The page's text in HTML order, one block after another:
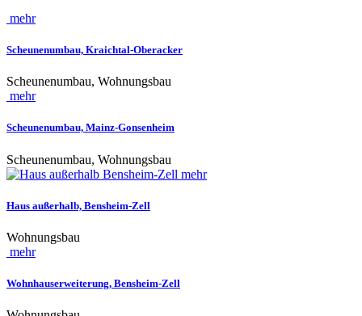
mehr
Scheunenumbau, Kraichtal-Oberacker
Scheunenumbau, Wohnungsbau
mehr
Scheunenumbau, Mainz-Gonsenheim
Scheunenumbau, Wohnungsbau
mehr
Haus außerhalb, Bensheim-Zell
Wohnungsbau
mehr
Wohnhauserweiterung, Bensheim-Zell